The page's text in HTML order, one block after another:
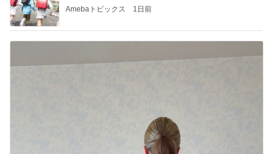
Amebaトピックス 1日前